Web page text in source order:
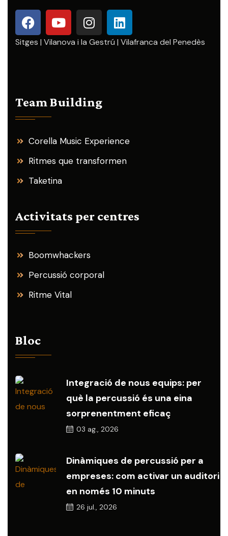
Sitges | Vilanova i la Gestrú | Vilafranca del Penedès
Team Building
Corella Music Experience
Ritmes que transformen
Taketina
Activitats per centres
Boomwhackers
Percussió corporal
Ritme Vital
Bloc
Integració de nous equips: per
què la percussió és una eina
sorprenentment eficaç
03 ag., 2026
Dinàmiques de percussió per a
empreses: com activar un auditori
en només 10 minuts
26 jul., 2026